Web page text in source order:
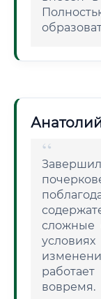
сложные
вовремя.